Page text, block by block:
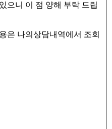
으니 이 점 양해 부탁 드립
은 나의상담내역에서 조회